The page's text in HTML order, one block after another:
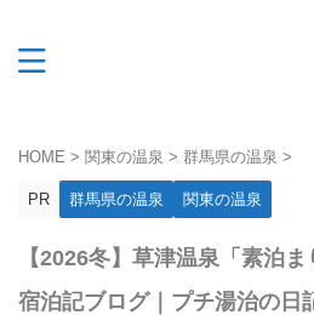
HOME > 関東の温泉 > 群馬県の温泉 >
PR 群馬県の温泉 関東の温泉
【2026冬】草津温泉「素泊ま
宿泊記ブログ｜プチ湯治の日